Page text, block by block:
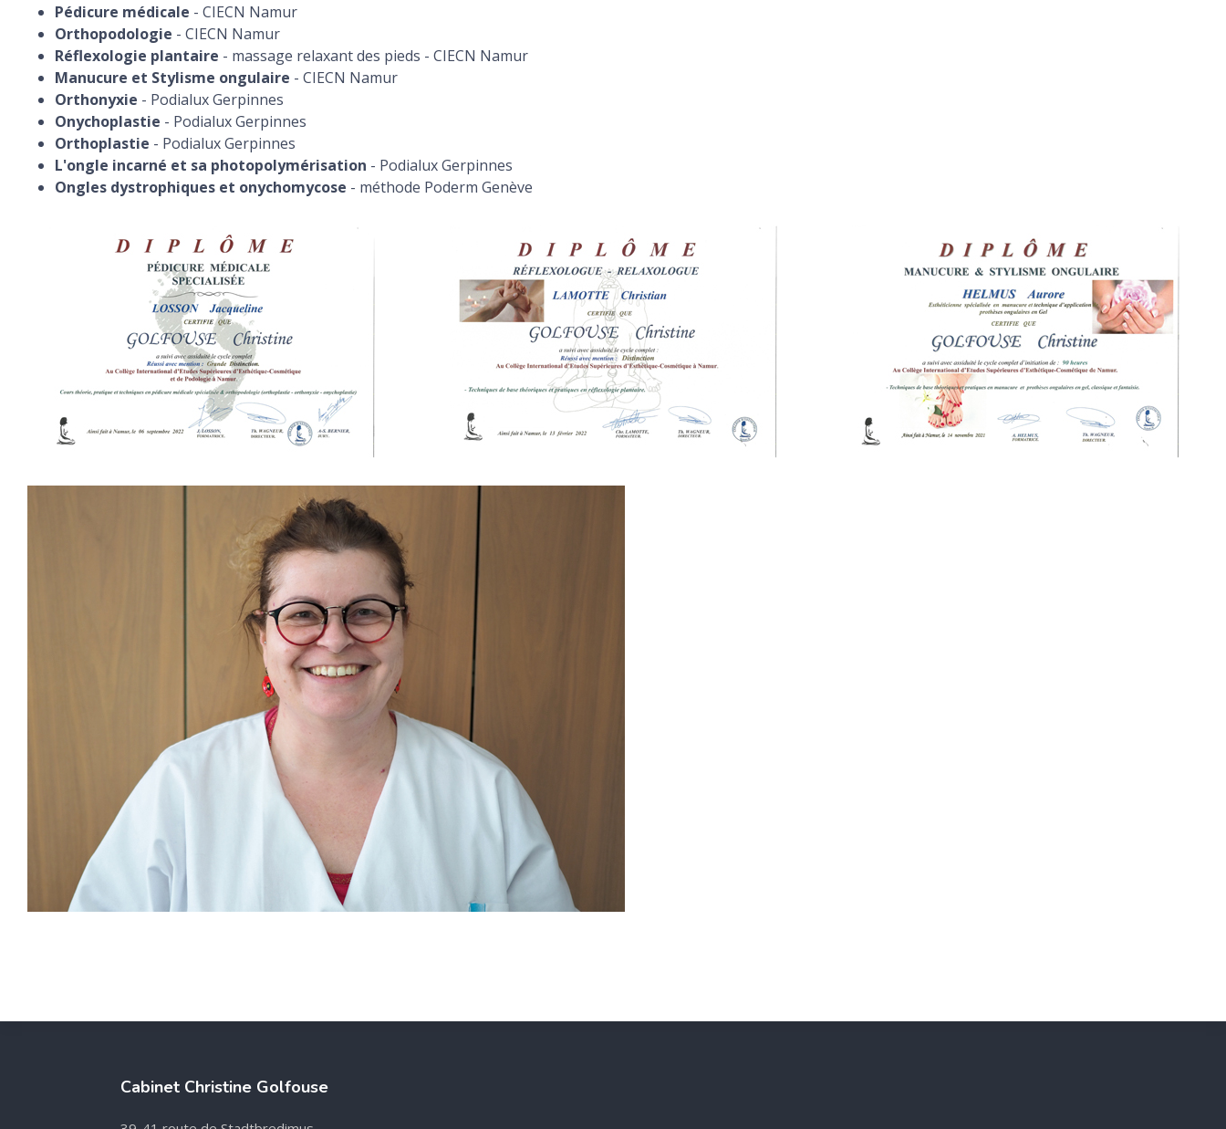
Pédicure médicale - CIECN Namur
Orthopodologie - CIECN Namur
Réflexologie plantaire - massage relaxant des pieds - CIECN Namur
Manucure et Stylisme ongulaire - CIECN Namur
Orthonyxie - Podialux Gerpinnes
Onychoplastie - Podialux Gerpinnes
Orthoplastie - Podialux Gerpinnes
L'ongle incarné et sa photopolymérisation - Podialux Gerpinnes
Ongles dystrophiques et onychomycose - méthode Poderm Genève
Cabinet Christine Golfouse